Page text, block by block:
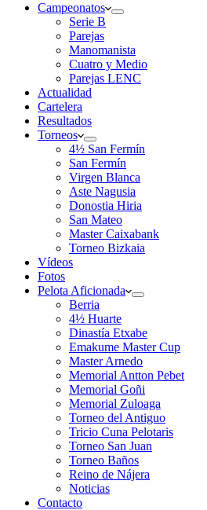
Campeonatos
Serie B
Parejas
Manomanista
Cuatro y Medio
Parejas LENC
Actualidad
Cartelera
Resultados
Torneos
4½ San Fermín
San Fermín
Virgen Blanca
Aste Nagusia
Donostia Hiria
San Mateo
Master Caixabank
Torneo Bizkaia
Vídeos
Fotos
Pelota Aficionada
Berria
4½ Huarte
Dinastía Etxabe
Emakume Master Cup
Master Arnedo
Memorial Antton Pebet
Memorial Goñi
Memorial Zuloaga
Torneo del Antiguo
Tricio Cuna Pelotaris
Torneo San Juan
Torneo Baños
Reino de Nájera
Noticias
Contacto